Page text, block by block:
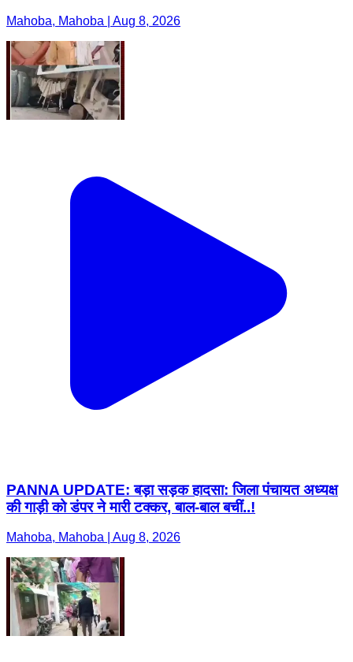
Mahoba, Mahoba | Aug 8, 2026
PANNA UPDATE: बड़ा सड़क हादसा: जिला पंचायत अध्यक्ष
की गाड़ी को डंपर ने मारी टक्कर, बाल-बाल बचीं..!
Mahoba, Mahoba | Aug 8, 2026